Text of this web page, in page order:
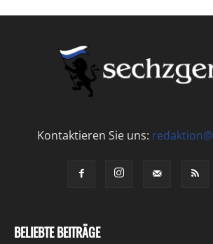
Kontaktieren Sie uns:
BELIEBTE BEITRÄGE